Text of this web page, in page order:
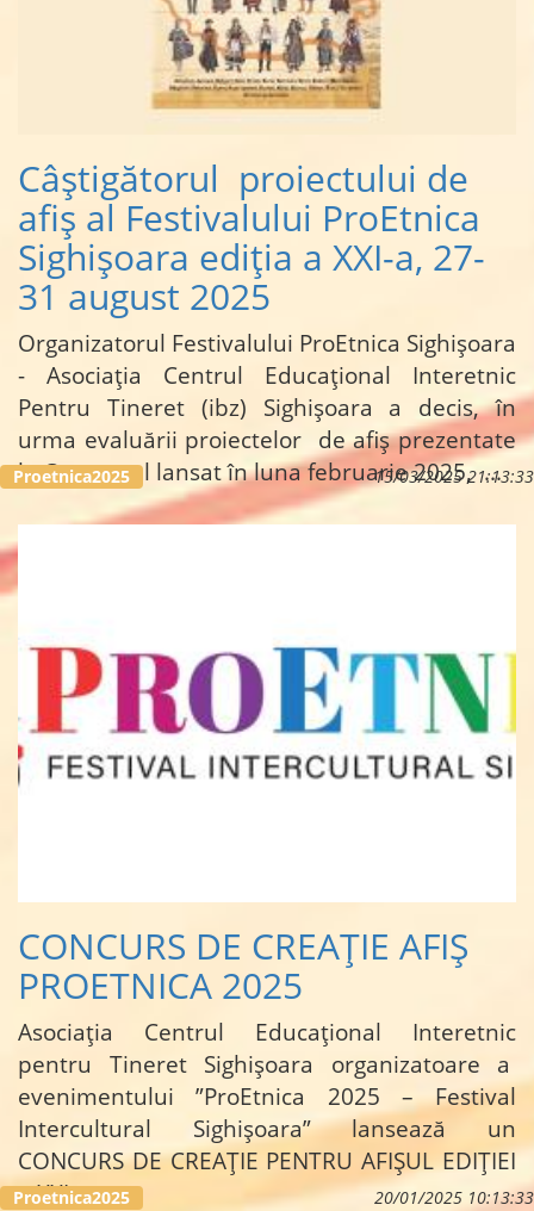
Câștigătorul proiectului de
afiș al Festivalului ProEtnica
Sighișoara ediția a XXI-a, 27-
31 august 2025
Organizatorul Festivalului ProEtnica Sighișoara
- Asociația Centrul Educațional Interetnic
Pentru Tineret (ibz) Sighișoara a decis, în
urma evaluării proiectelor de afiș prezentate
la Concursul lansat în luna februarie 2025, ...
15/03/2025 21:13:33
Proetnica2025
CONCURS DE CREAȚIE AFIȘ
PROETNICA 2025
Asociația Centrul Educațional Interetnic
pentru Tineret Sighișoara organizatoare a
evenimentului ”ProEtnica 2025 – Festival
Intercultural Sighișoara” lansează un
CONCURS DE CREAȚIE PENTRU AFIȘUL EDIȚIEI
a XXI-a.... 20/01/2025 10:13:33
Proetnica2025